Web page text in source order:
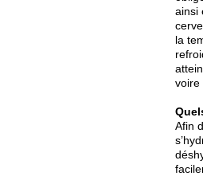
ainsi
la
voire
Afin